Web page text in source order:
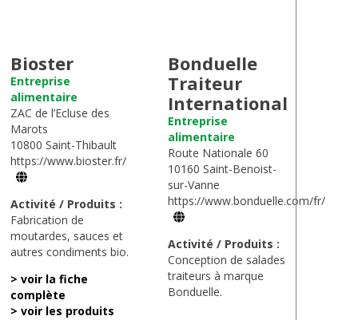
Bioster
Entreprise
alimentaire
ZAC de l’Ecluse des
Marots
10800 Saint-Thibault
https://www.bioster.fr/
Activité / Produits :
Fabrication de
moutardes, sauces et
autres condiments bio.
> voir la fiche
complète
> voir les produits
Bonduelle
Traiteur
International
Entreprise
alimentaire
Route Nationale 60
10160 Saint-Benoist-
sur-Vanne
https://www.bonduelle.com/fr/
Activité / Produits :
Conception de salades
traiteurs à marque
Bonduelle.